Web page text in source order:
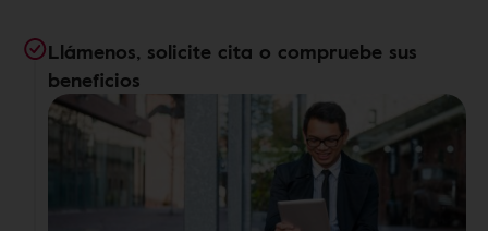
Llámenos, solicite cita o compruebe sus
beneficios